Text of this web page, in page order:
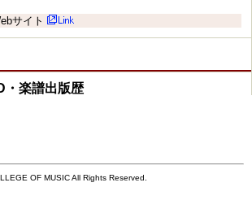
サイト
・楽譜出版歴
OF MUSIC All Rights Reserved.